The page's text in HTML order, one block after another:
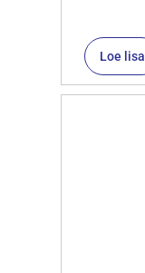
Loe lisa